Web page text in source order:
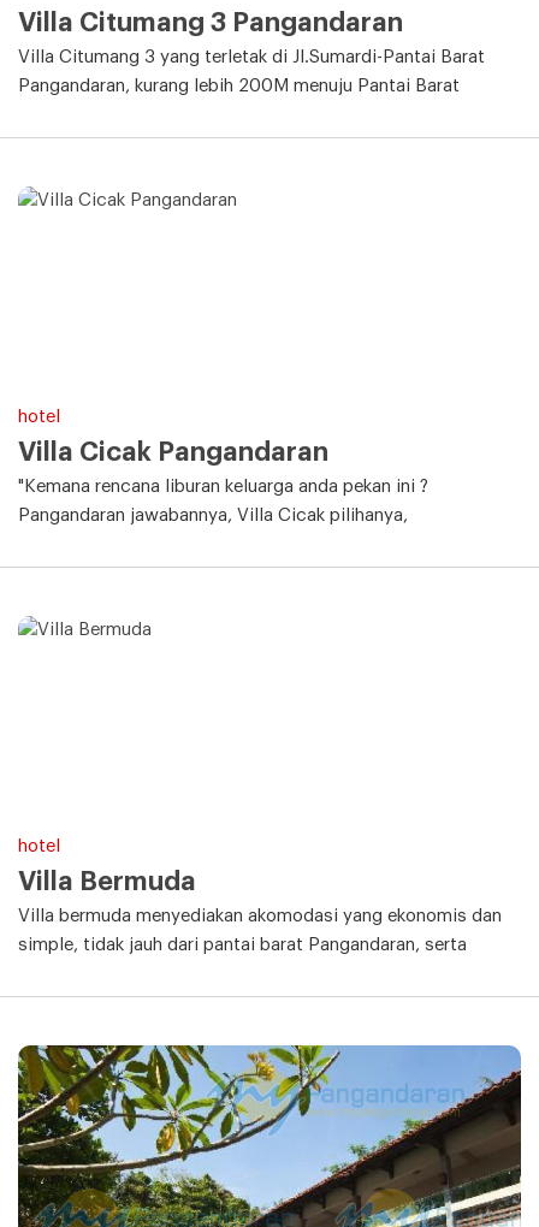
Villa Citumang 3 Pangandaran
Villa Citumang 3 yang terletak di Jl.Sumardi-Pantai Barat
Pangandaran, kurang lebih 200M menuju Pantai Barat
hotel
Villa Cicak Pangandaran
"Kemana rencana liburan keluarga anda pekan ini ?
Pangandaran jawabannya, Villa Cicak pilihanya,
hotel
Villa Bermuda
Villa bermuda menyediakan akomodasi yang ekonomis dan
simple, tidak jauh dari pantai barat Pangandaran, serta